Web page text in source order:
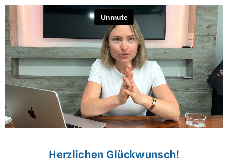
Herzlichen Glückwunsch!